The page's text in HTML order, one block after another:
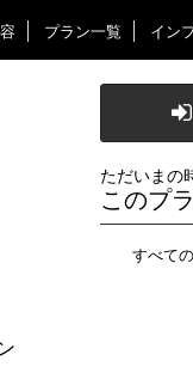
プラン一覧 イン
ただいまの
このプ
すべて